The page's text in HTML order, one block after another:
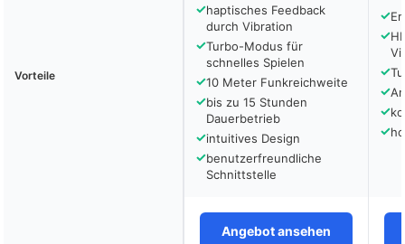
Vorteile
✓haptisches Feedback
durch Vibration
✓Turbo-Modus für
schnelles Spielen
✓10 Meter Funkreichweite
✓bis zu 15 Stunden
Dauerbetrieb
✓intuitives Design
✓benutzerfreundliche
Schnittstelle
✓
✓
✓
✓
✓
✓
Angebot ansehen